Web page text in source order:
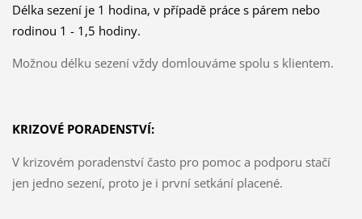
Délka sezení je 1 hodina, v případě práce s párem nebo
rodinou 1 - 1,5 hodiny.
Možnou délku sezení vždy domlouváme spolu s klientem.
KRIZOVÉ PORADENSTVÍ:
V krizovém poradenství často pro pomoc a podporu stačí
jen jedno sezení, proto je i první setkání placené.